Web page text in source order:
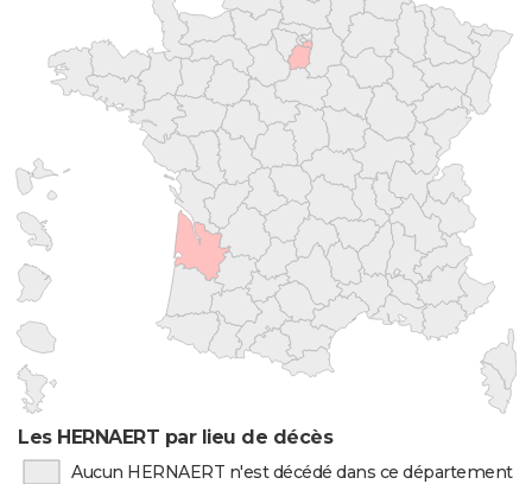
Les HERNAERT par lieu de décès
Aucun HERNAERT n'est décédé dans ce département